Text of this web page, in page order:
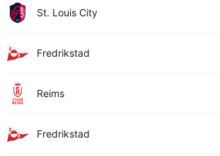
St. Louis City
Fredrikstad
Reims
Fredrikstad